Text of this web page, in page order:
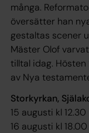
många.
översätter han
gestaltas scener
Mäster Olof
tilltal idag.
av Nya
Storkyrkan,
15 augusti kl 12.30
16 augusti kl 18.00